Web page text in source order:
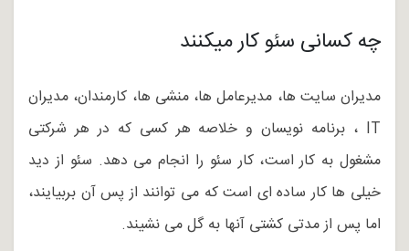
چه کسانی سئو کار میکنند
مدیران سایت ها، مدیرعامل ها، منشی ها، کارمندان، مدیران
IT ، برنامه نویسان و خلاصه هر کسی که در هر شرکتی
مشغول به کار است، کار سئو را انجام می دهد. سئو از دید
خیلی ها کار ساده ای است که می توانند از پس آن بربیایند،
اما پس از مدتی کشتی آنها به گل می نشیند.